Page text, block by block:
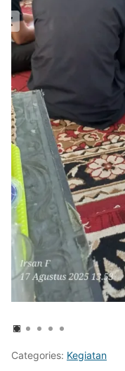
Categories: Kegiatan